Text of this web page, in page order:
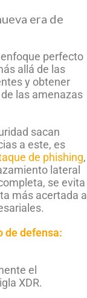
era de
perfecto
allá de las
y obtener
las amenazas
sacan
a este, es
de phishing,
lateral
se evita
más acertada a
de defensa:
el
XDR.